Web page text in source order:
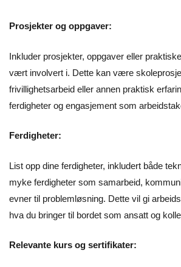
Prosjekter og oppgaver:
Inkluder prosjekter, oppgaver eller
vært involvert i. Dette kan være
frivillighetsarbeid eller annen praktisk
ferdigheter og engasjement som
Ferdigheter:
List opp dine ferdigheter, inkludert både
myke ferdigheter som samarbeid,
evner til problemløsning. Dette vil gi
hva du bringer til bordet som ansatt og
Relevante kurs og sertifikater: